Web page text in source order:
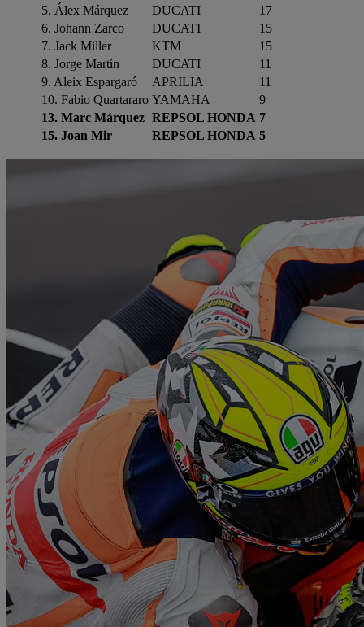
5. Álex Márquez
DUCATI
17
6. Johann Zarco
DUCATI
15
7. Jack Miller
KTM
15
8. Jorge Martín
DUCATI
11
9. Aleix Espargaró
APRILIA
11
10. Fabio Quartararo YAMAHA
9
13. Marc Márquez REPSOL HONDA 7
15. Joan Mir
REPSOL HONDA 5